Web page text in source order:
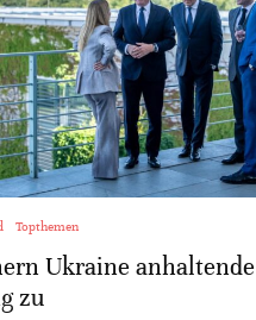
Topthemen
Ukraine anhaltende
zu